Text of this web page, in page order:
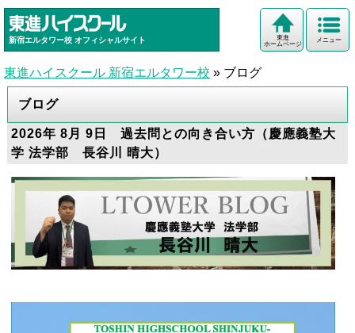
新宿エルタワー校 オフィシャルサイト メニュー
東進
ホームページ
東進ハイスクール 新宿エルタワー校 » ブログ
ブログ
2026年 8月 9日 過去問との向き合い方（慶應義塾大
学 法学部 長谷川 晴大）